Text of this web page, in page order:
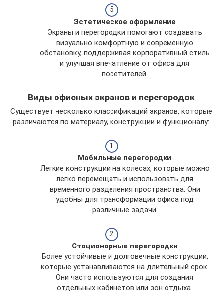
Эстетическое оформление
Экраны и перегородки помогают создавать
визуально комфортную и современную
обстановку, поддерживая корпоративный стиль
и улучшая впечатление от офиса для
посетителей.
Виды офисных экранов и перегородок
Существует несколько классификаций экранов, которые
различаются по материалу, конструкции и функционалу:
Мобильные перегородки
Легкие конструкции на колесах, которые можно
легко перемещать и использовать для
временного разделения пространства. Они
удобны для трансформации офиса под
различные задачи.
Стационарные перегородки
Более устойчивые и долговечные конструкции,
которые устанавливаются на длительный срок.
Они часто используются для создания
отдельных кабинетов или зон отдыха.